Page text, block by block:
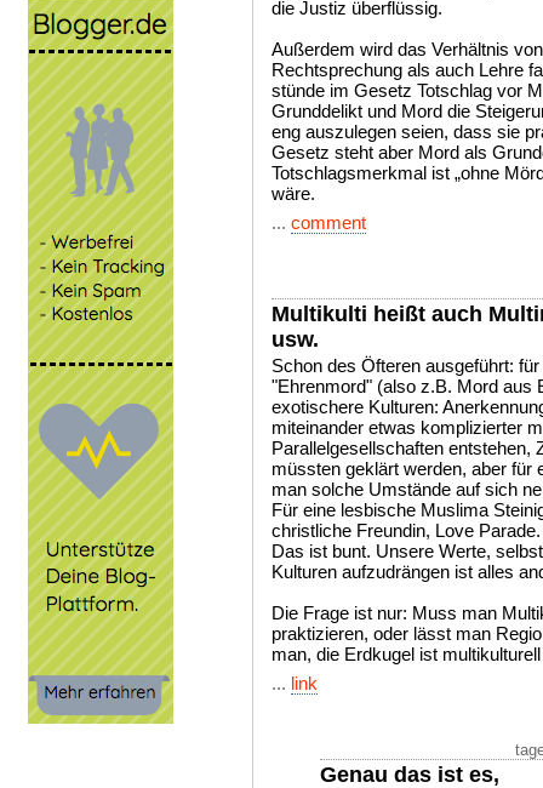
die Justiz überflüssig.
Außerdem wird das Verhältnis
Rechtsprechung als auch Lehre
stünde im Gesetz Totschlag vor
Grunddelikt und Mord die
eng auszulegen seien, dass sie
Gesetz steht aber Mord als
Totschlagsmerkmal ist „ohne
wäre.
... comment
Multikulti heißt auch
usw.
Schon des Öfteren ausgeführt:
"Ehrenmord" (also z.B. Mord aus
exotischere Kulturen:
miteinander etwas komplizierter
Parallelgesellschaften entstehen,
müssten geklärt werden, aber für
man solche Umstände auf sich
Für eine lesbische Muslima
christliche Freundin, Love Parade.
Das ist bunt. Unsere Werte,
Kulturen aufzudrängen ist alles
Die Frage ist nur: Muss man
praktizieren, oder lässt man
man, die Erdkugel ist
... link
Genau das ist es,